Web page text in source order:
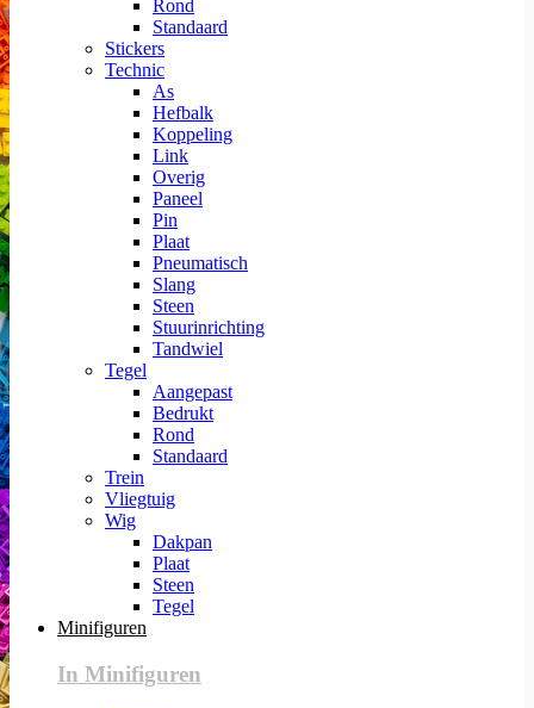
Rond
Standaard
Stickers
Technic
As
Hefbalk
Koppeling
Link
Overig
Paneel
Pin
Plaat
Pneumatisch
Slang
Steen
Stuurinrichting
Tandwiel
Tegel
Aangepast
Bedrukt
Rond
Standaard
Trein
Vliegtuig
Wig
Dakpan
Plaat
Steen
Tegel
Minifiguren
In Minifiguren